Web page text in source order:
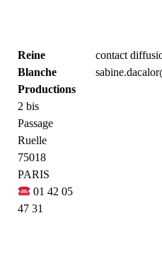
Reine
Blanche
Productions
2 bis
Passage
Ruelle
75018
PARIS
01 42 05
47 31
contact